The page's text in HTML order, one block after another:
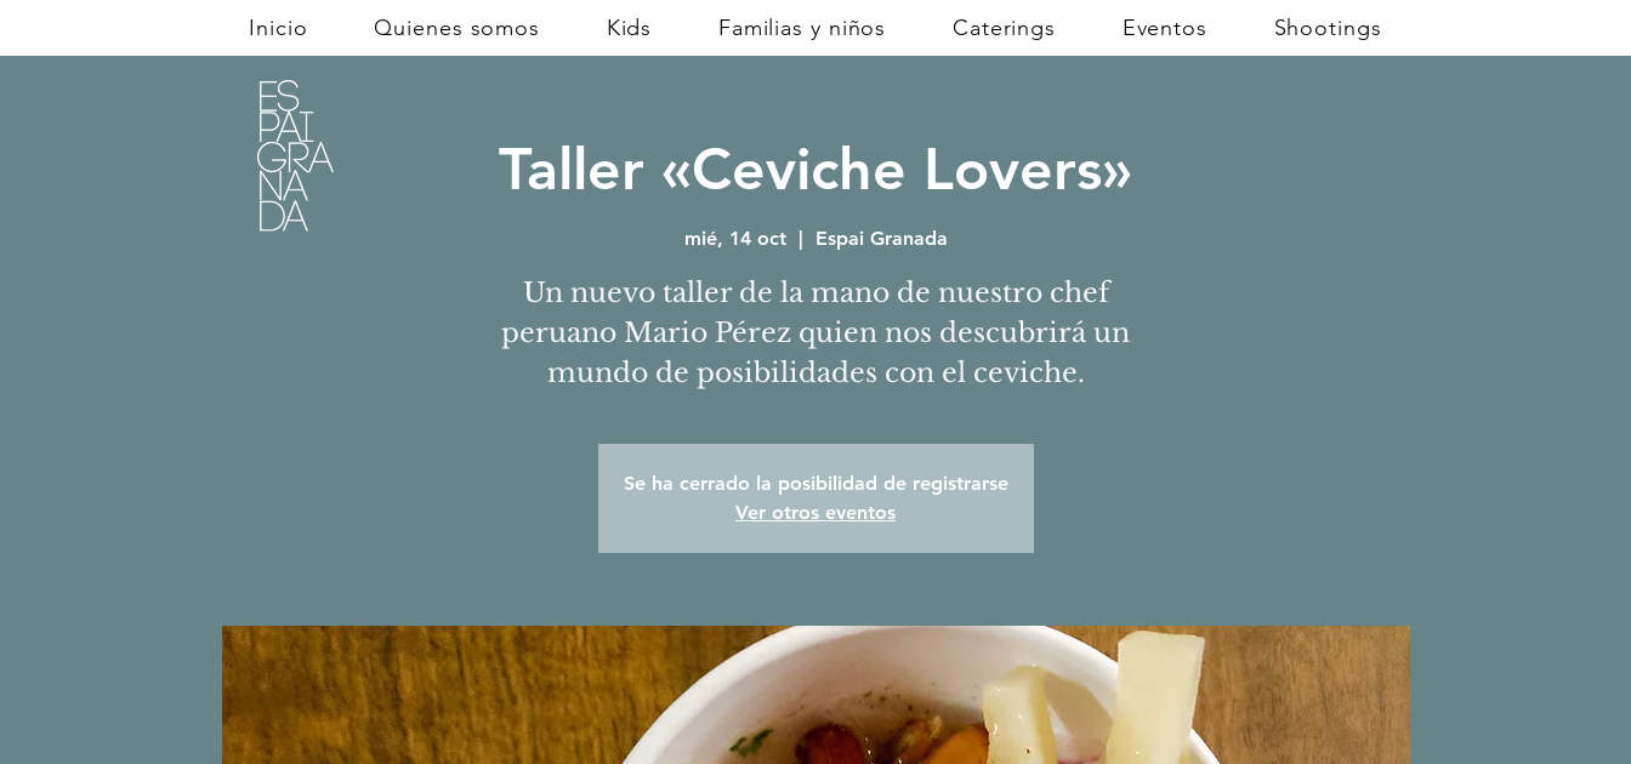
Inicio Quienes somos Kids Familias y niños Caterings Eventos Shootings
Taller «Ceviche Lovers»
mié, 14 oct
  |
Espai Granada
Un nuevo taller de la mano de nuestro chef
peruano Mario Pérez quien nos descubrirá un
mundo de posibilidades con el ceviche.
Se ha cerrado la posibilidad de registrarse
Ver otros eventos